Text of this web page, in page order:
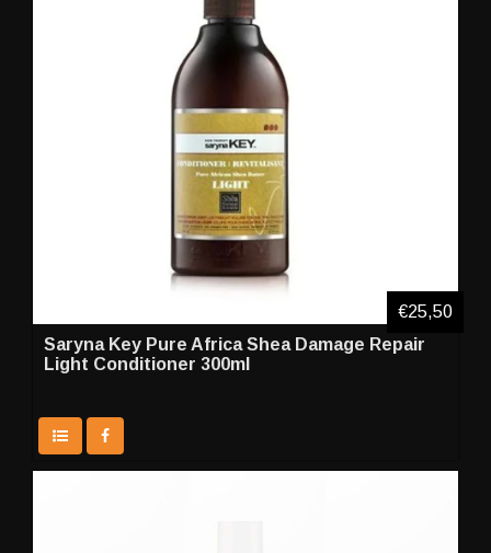
Saryna Key Pure Africa Shea Damage Repair
Light Conditioner 300ml
€25,50